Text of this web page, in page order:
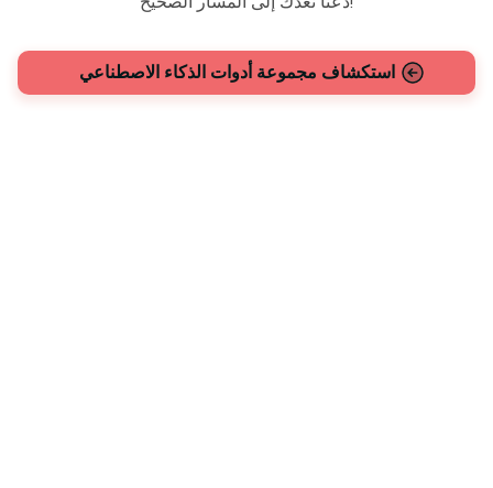
استكشاف مجموعة أدوات الذكاء الاصطناعي